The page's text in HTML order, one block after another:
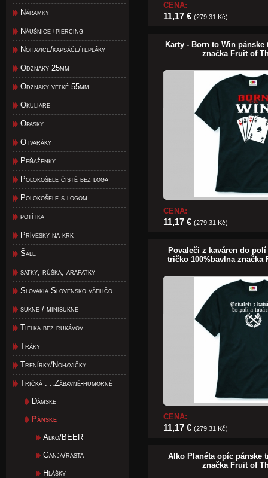
Náramky
Náušnice+piercing
Nohavice/kapsáče/tepláky
Odznaky 25mm
Odznaky veľké 55mm
Okuliare
Opasky
Otvaráky
Peňaženky
Polokošele čisté bez loga
Polokošele s logom
potítka
Prívesky na krk
Šále
satky, rúška, arafatky
Slovakia-Slovensko-všeličo..
sukne / minisukne
Tielka bez rukávov
Tráky
Trenírky/Nohavičky
Tričká . ..Zábavné-humorné
Dámske
Pánske
Alko/BEER
Ganja/rasta
Hlášky
CENA:
11,17 € (279,31 Kč)
Karty - Born to Win pánske
značka Fruit of
CENA:
11,17 € (279,31 Kč)
Povaleči z kaváren do
tričko 100%bavlna značka
CENA:
11,17 € (279,31 Kč)
Alko Planéta opíc pánske
značka Fruit of